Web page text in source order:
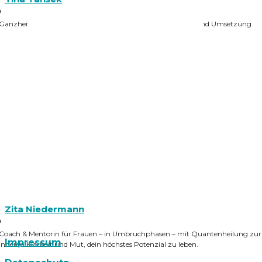
Psychologin und Coach für Transformation und Umsetzung
Zita Niedermann
& Mentorin für Frauen – in Umbruchphasen – mit Quantenheilung zur
Klarheit und Mut, dein höchstes Potenzial zu leben.
Impressum